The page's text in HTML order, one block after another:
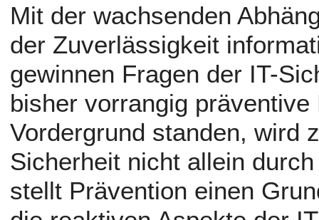
Mit der wachsenden
der Zuverlässigkeit
gewinnen Fragen der IT-
bisher vorrangig
Vordergrund standen, wird
Sicherheit nicht allein
stellt Prävention einen